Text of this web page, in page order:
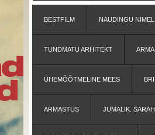
BESTFILM NAUDINGU NIMEL
TUNDMATU ARHITEKT
ÜHEMÕÕTMELINE MEES
ARMASTUS JUMALIK.